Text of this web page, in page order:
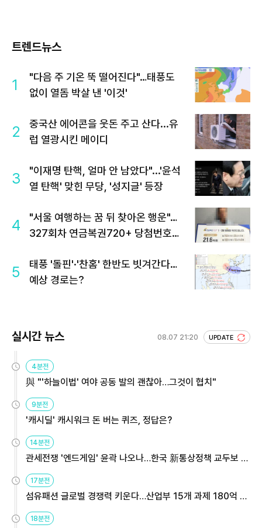
트렌드뉴스
1
"다음 주 기온 뚝 떨어진다"…태풍도
없이 열돔 박살 낸 '이것'
2
중국산 에어콘을 웃돈 주고 산다...유
럽 열광시킨 메이디
3
"이재명 탄핵, 얼마 안 남았다"...'윤석
열 탄핵' 맞힌 무당, '성지글' 등장
4
"서울 여행하는 꿈 뒤 찾아온 행운"…
327회차 연금복권720+ 당첨번호조
5
태풍 '돌핀'·'찬홈' 한반도 빗겨간다…
예상 경로는?
실시간 뉴스 08.07 21:20 UPDATE
4분전
與 "'하늘이법' 여야 공동 발의 괜찮아…그것이 협치"
9분전
'캐시딜' 캐시워크 돈 버는 퀴즈, 정답은?
14분전
관세전쟁 '엔드게임' 윤곽 나오나…한국 新통상정책 교두보 활
용해야
17분전
섬유패션 글로벌 경쟁력 키운다…산업부 15개 과제 180억 지
원
18분전